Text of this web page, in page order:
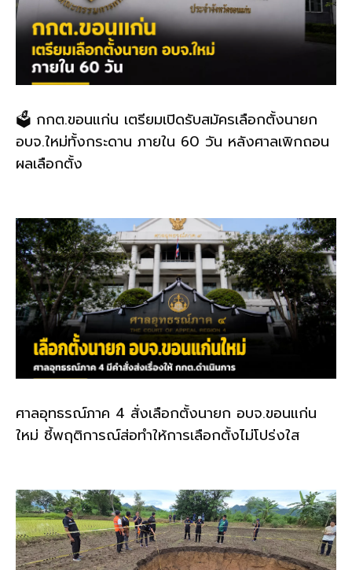
🗳️ กกต.ขอนแก่น เตรียมเปิดรับสมัครเลือกตั้งนายก
อบจ.ใหม่ทั้งกระดาน ภายใน 60 วัน หลังศาลเพิกถอน
ผลเลือกตั้ง
ศาลอุทธรณ์ภาค 4 สั่งเลือกตั้งนายก อบจ.ขอนแก่น
ใหม่ ชี้พฤติการณ์ส่อทำให้การเลือกตั้งไม่โปร่งใส